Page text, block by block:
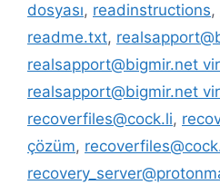
dosyası, readinstructions,
readme.txt,
realsapport@bigmir.net
realsapport@bigmir.net
recoverfiles@cock.li,
çözüm,